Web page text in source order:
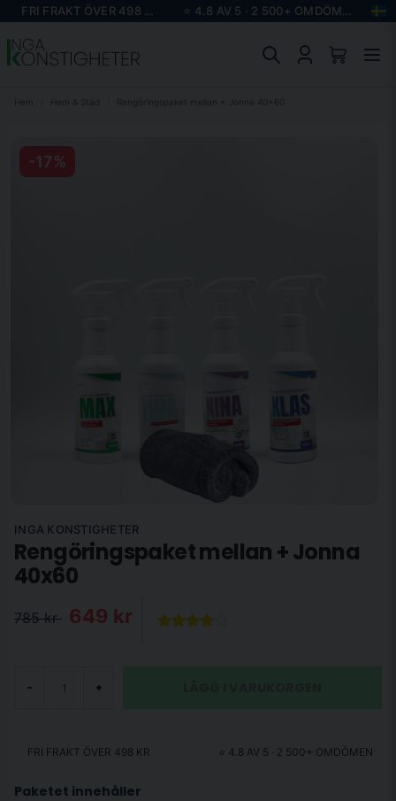
FRI FRAKT ÖVER 498 KR ⭐ 4.8 AV 5 · 2 500+ OMDÖMEN
-17%
INGA KONSTIGHETER
Rengöringspaket mellan + Jonna
40x60
785 kr 649 kr
- +
FRI FRAKT ÖVER 498 KR ⭐ 4.8 AV 5 · 2 500+ OMDÖMEN
Paketet innehåller